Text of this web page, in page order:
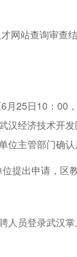
网站查询审查
25日10：00
汉经济技术开
主管部门确认
提出申请，区
员登录武汉